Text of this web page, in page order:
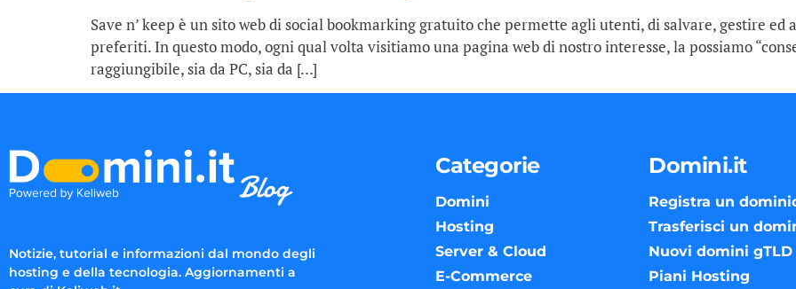
Save n’ keep è un sito web di social bookmarking gratuito che permette agli utenti, di salvare, gestire
preferiti. In questo modo, ogni qual volta visitiamo una pagina web di nostro interesse, la possiamo
raggiungibile, sia da PC, sia da […]
Notizie, tutorial e informazioni dal mondo degli
hosting e della tecnologia. Aggiornamenti a
Categorie
Domini
Hosting
Server & Cloud
E-Commerce
Domini.it
Registra un
Trasferisci un
Nuovi domini gTLD
Piani Hosting